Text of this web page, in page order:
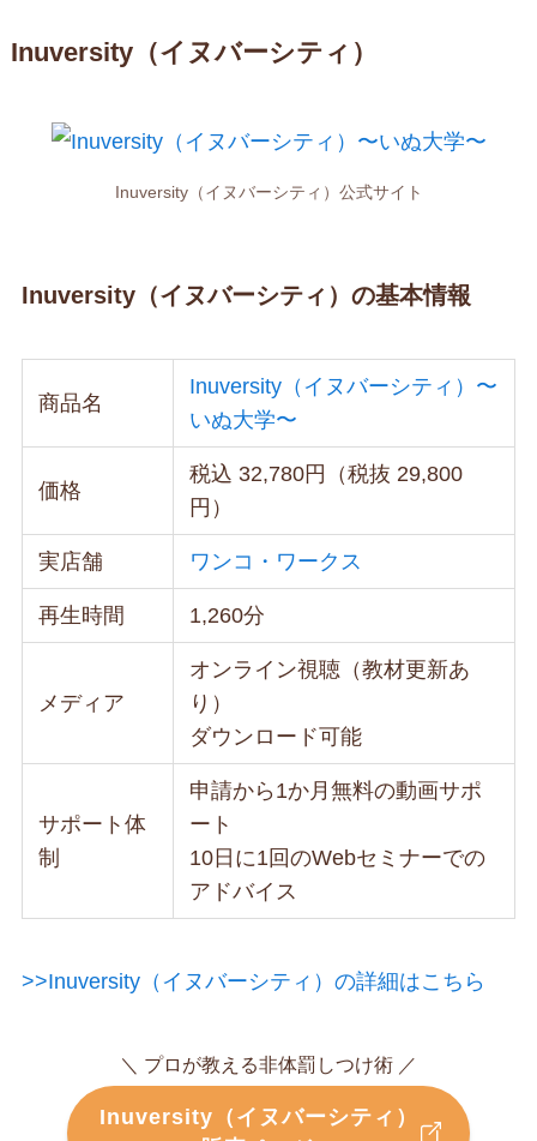
Inuversity（イヌバーシティ）
Inuversity（イヌバーシティ）公式サイト
Inuversity（イヌバーシティ）の基本情報
商品名
Inuversity（イヌバーシティ）〜
いぬ大学〜
価格
税込 32,780円（税抜 29,800
円）
実店舗 ワンコ・ワークス
再生時間 1,260分
メディア
オンライン視聴（教材更新あ
り）
ダウンロード可能
サポート体
制
申請から1か月無料の動画サポ
ート
10日に1回のWebセミナーでの
アドバイス
>>Inuversity（イヌバーシティ）の詳細はこちら
＼ プロが教える非体罰しつけ術 ／
Inuversity（イヌバーシティ）